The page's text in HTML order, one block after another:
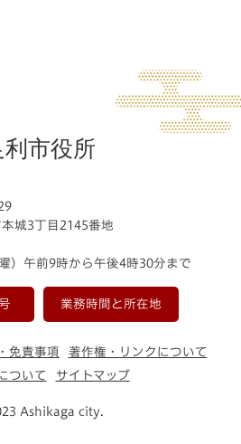
利市役所
城3丁目2145番地
）午前9時から午後4時30分まで
業務時間と所在地
免責事項
著作権・リンクについて
ついて
サイトマップ
Ashikaga city.